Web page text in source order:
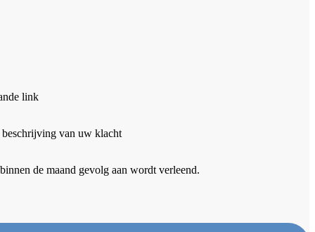
link
beschrijving van uw klacht
de maand gevolg aan wordt verleend.